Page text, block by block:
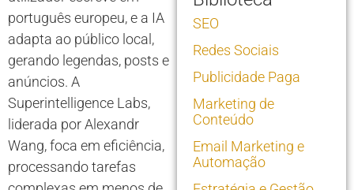
português europeu, e a IA
adapta ao público local,
gerando legendas, posts e
anúncios. A
Superintelligence Labs,
liderada por Alexandr
Wang, foca em eficiência,
processando tarefas
SEO
Redes Sociais
Publicidade Paga
Marketing de
Conteúdo
Email Marketing e
Automação